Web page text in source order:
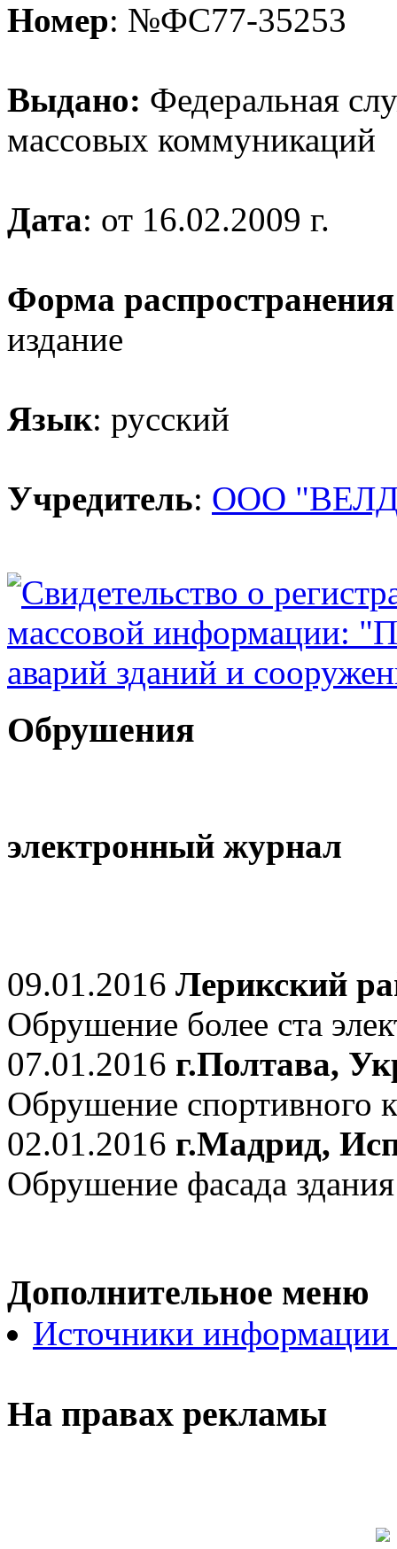
Номер: №ФС77-35253
Выдано: Федеральная
массовых коммуникаций
Дата: от 16.02.2009 г.
Форма распространения
издание
Язык: русский
Учредитель: ООО
Обрушения
электронный журнал
09.01.2016 Лерикский
Обрушение более ста
07.01.2016 г.Полтава,
Обрушение спортивного
02.01.2016 г.Мадрид,
Обрушение фасада
Дополнительное меню
Источники
На правах рекламы